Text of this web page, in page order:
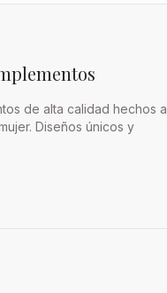
de alta calidad hechos a
Diseños únicos y